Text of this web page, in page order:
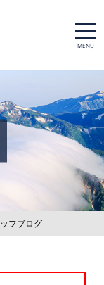
t
o
g
l
n
a
v
g
a
o
n
フブログ